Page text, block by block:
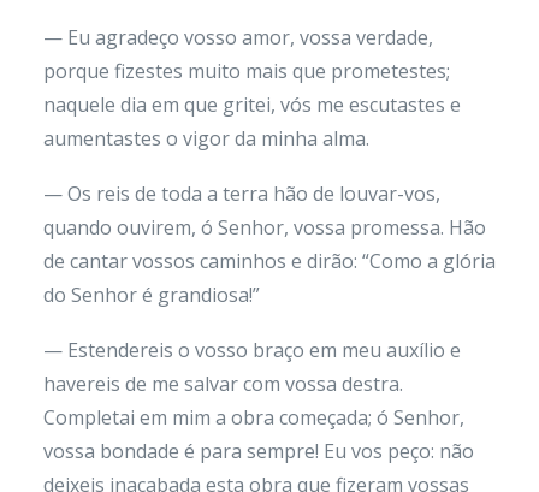
— Eu agradeço vosso amor, vossa verdade,
porque fizestes muito mais que prometestes;
naquele dia em que gritei, vós me escutastes e
aumentastes o vigor da minha alma.
— Os reis de toda a terra hão de louvar-vos,
quando ouvirem, ó Senhor, vossa promessa. Hão
de cantar vossos caminhos e dirão: “Como a glória
do Senhor é grandiosa!”
— Estendereis o vosso braço em meu auxílio e
havereis de me salvar com vossa destra.
Completai em mim a obra começada; ó Senhor,
vossa bondade é para sempre! Eu vos peço: não
deixeis inacabada esta obra que fizeram vossas